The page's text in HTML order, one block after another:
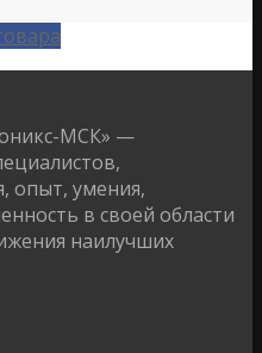
МСК» —
опыт, умения,
в своей области
наилучших